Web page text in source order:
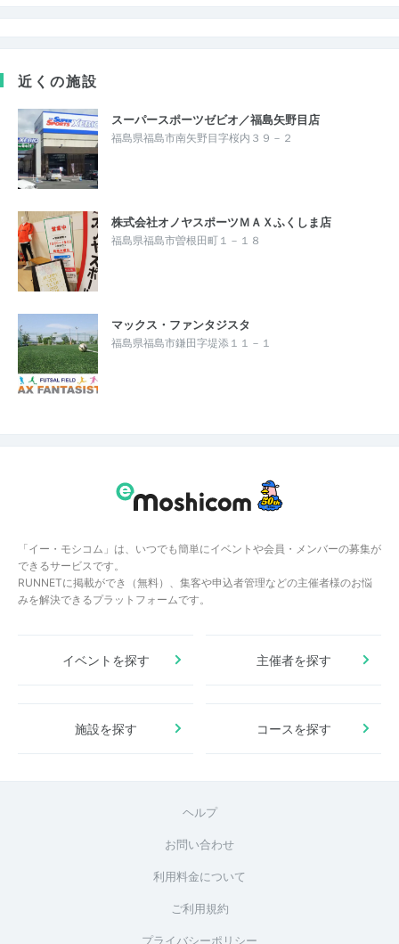
近くの施設
スーパースポーツゼビオ／福島矢野目店
福島県福島市南矢野目字桜内３９－２
株式会社オノヤスポーツＭＡＸふくしま店
福島県福島市曽根田町１－１８
マックス・ファンタジスタ
福島県福島市鎌田字堤添１１－１
「イー・モシコム」は、いつでも簡単にイベントや会員・メンバーの募集が
できるサービスです。
RUNNETに掲載ができ（無料）、集客や申込者管理などの主催者様のお悩
みを解決できるプラットフォームです。
イベントを探す 主催者を探す
施設を探す コースを探す
ヘルプ
お問い合わせ
利用料金について
ご利用規約
プライバシーポリシー